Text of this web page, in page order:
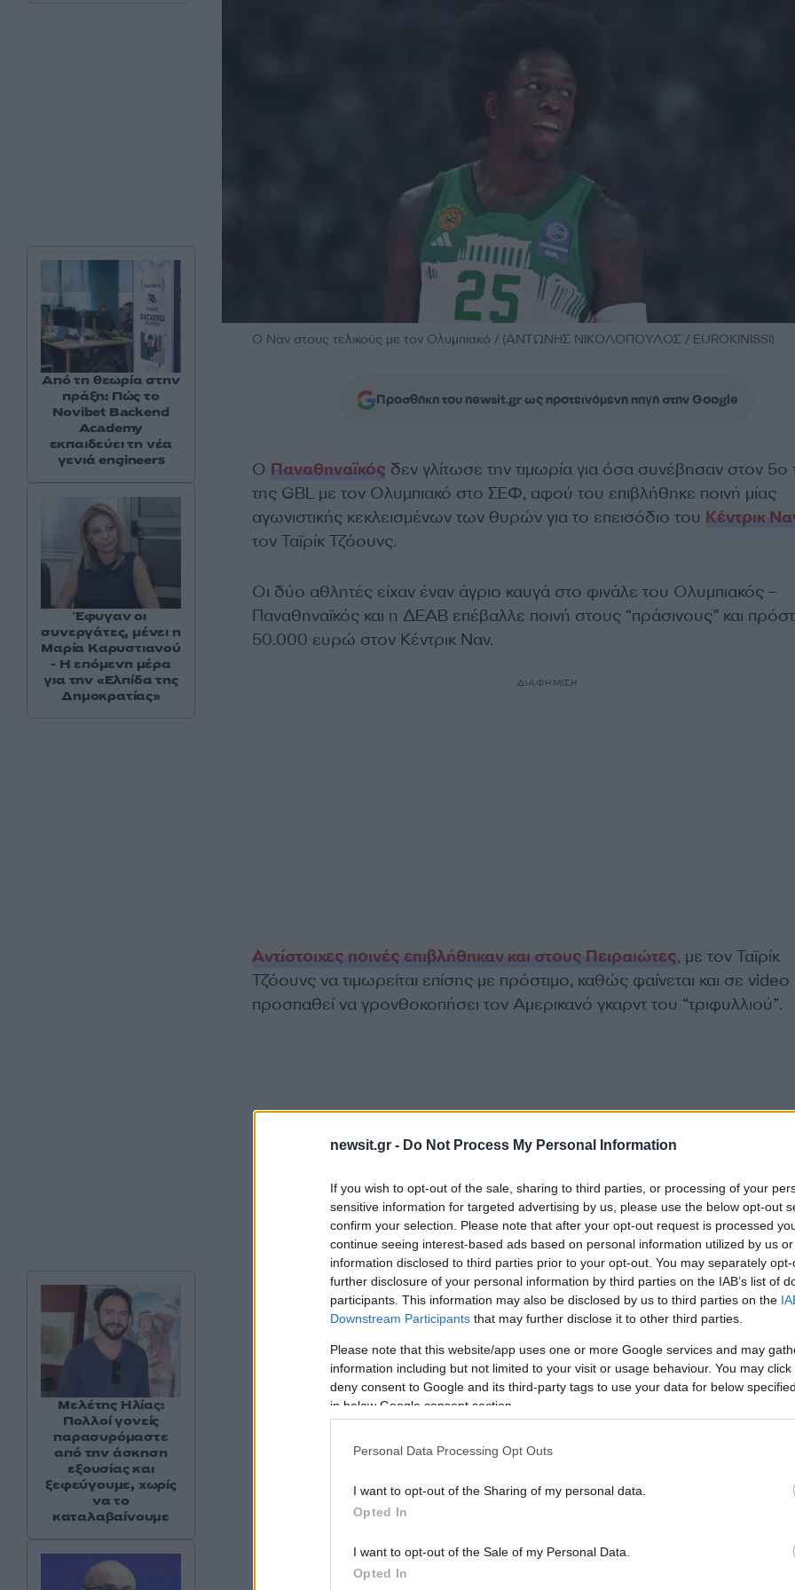
newsit.gr - Do Not Process My Personal Information
If you wish to opt-out of the sale, sharing to third parties, or processing of your
sensitive information for targeted advertising by us, please use the below opt-out
confirm your selection. Please note that after your opt-out request is processed
continue seeing interest-based ads based on personal information utilized by us
information disclosed to third parties prior to your opt-out. You may separately
further disclosure of your personal information by third parties on the IAB’s list of
participants. This information may also be disclosed by us to third parties on the
Downstream Participants that may further disclose it to other third parties.
Please note that this website/app uses one or more Google services and may
information including but not limited to your visit or usage behaviour. You may
deny consent to Google and its third-party tags to use your data for below
in below Google consent section.
Personal Data Processing Opt Outs
I want to opt-out of the Sharing of my personal data.
Opted In
I want to opt-out of the Sale of my Personal Data.
Opted In
Ο Ναν στους τελικούς με τον Ολυμπιακό / (ΑΝΤΩΝΗΣ ΝΙΚΟΛΟΠΟΥΛΟΣ / EUROKINISSI)
Προσθήκη του newsit.gr ως προτεινόμενη πηγή στην Google
Ο Παναθηναϊκός δεν γλίτωσε την τιμωρία για όσα συνέβησαν στον 5ο
της GBL με τον Ολυμπιακό στο ΣΕΦ, αφού του επιβλήθηκε ποινή μίας
αγωνιστικής κεκλεισμένων των θυρών για το επεισόδιο του Κέντρικ
τον Ταϊρίκ Τζόουνς.
Οι δύο αθλητές είχαν έναν άγριο καυγά στο φινάλε του Ολυμπιακός –
Παναθηναϊκός και η ΔΕΑΒ επέβαλλε ποινή στους “πράσινους” και
50.000 ευρώ στον Κέντρικ Ναν.
ΔΙΑΦΗΜΙΣΗ
Αντίστοιχες ποινές επιβλήθηκαν και στους Πειραιώτες, με τον Ταϊρίκ
Τζόουνς να τιμωρείται επίσης με πρόστιμο, καθώς φαίνεται και σε video
προσπαθεί να γρονθοκοπήσει τον Αμερικανό γκαρντ του “τριφυλλιού”.
Από τη θεωρία στην
πράξη: Πώς το
Novibet Backend
Academy
εκπαιδεύει τη νέα
γενιά engineers
Έφυγαν οι
συνεργάτες, μένει η
Μαρία Καρυστιανού
- Η επόμενη μέρα
για την «Ελπίδα της
Δημοκρατίας»
Μελέτης Ηλίας:
Πολλοί γονείς
παρασυρόμαστε
από την άσκηση
εξουσίας και
ξεφεύγουμε, χωρίς
να το
καταλαβαίνουμε